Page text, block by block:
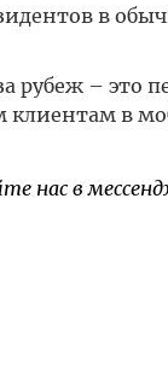
в
рубеж – это
клиентам в
нас в